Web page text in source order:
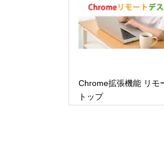
Chrome拡張機能 リモ
トップ